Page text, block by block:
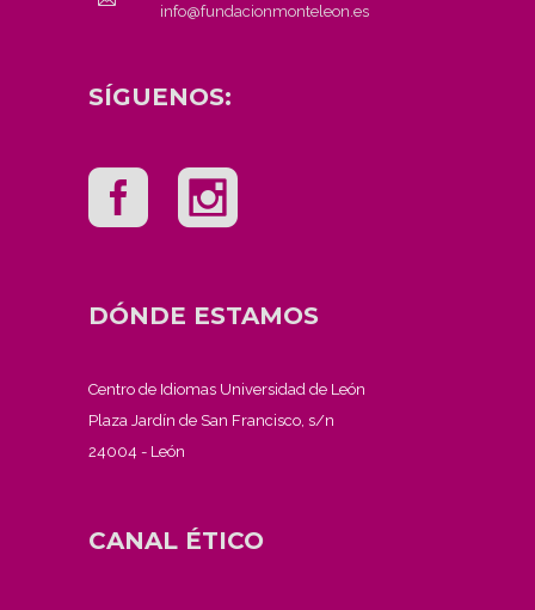
info@fundacionmonteleon.es
SÍGUENOS:
DÓNDE ESTAMOS
Centro de Idiomas Universidad de León
Plaza Jardín de San Francisco, s/n
24004 - León
CANAL ÉTICO